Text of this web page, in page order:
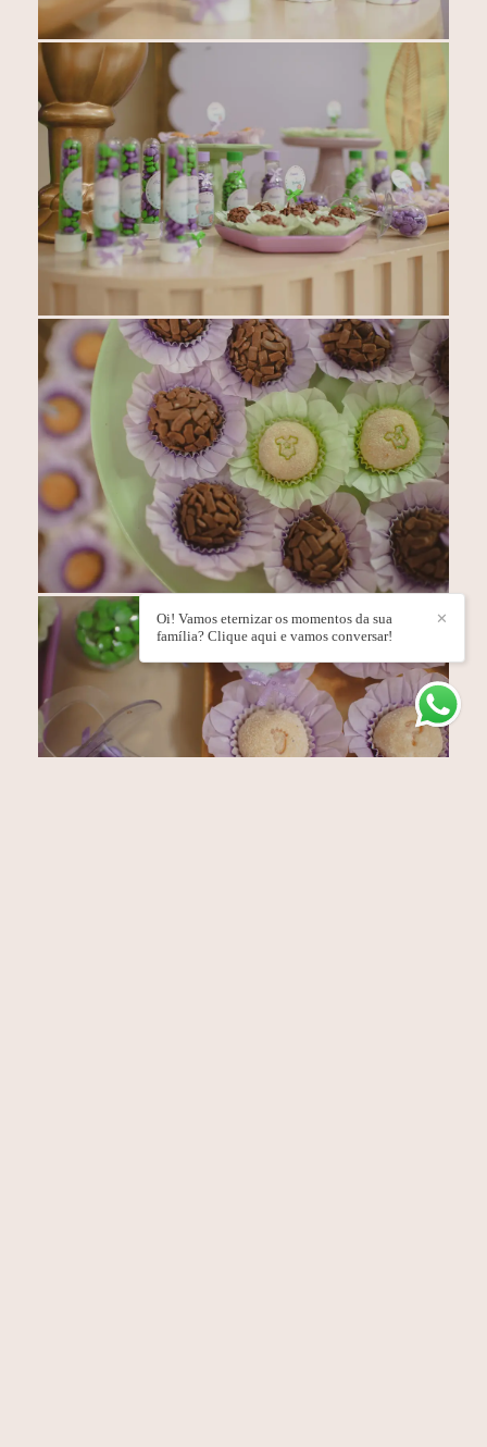
✕
Oi! Vamos eternizar os momentos da sua
família? Clique aqui e vamos conversar!